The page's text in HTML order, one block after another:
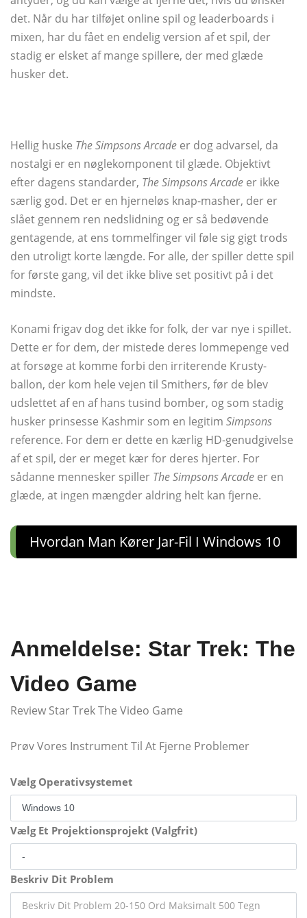
det. Når du har tilføjet online spil og leaderboards i
mixen, har du fået en endelig version af et spil, der
stadig er elsket af mange spillere, der med glæde
husker det.
Hellig huske The Simpsons Arcade er dog advarsel, da
nostalgi er en nøglekomponent til glæde. Objektivt
efter dagens standarder, The Simpsons Arcade er ikke
særlig god. Det er en hjerneløs knap-masher, der er
slået gennem ren nedslidning og er så bedøvende
gentagende, at ens tommelfinger vil føle sig gigt trods
den utroligt korte længde. For alle, der spiller dette spil
for første gang, vil det ikke blive set positivt på i det
mindste.
Konami frigav dog det ikke for folk, der var nye i spillet.
Dette er for dem, der mistede deres lommepenge ved
at forsøge at komme forbi den irriterende Krusty-
ballon, der kom hele vejen til Smithers, før de blev
udslettet af en af ​​hans tusind bomber, og som stadig
husker prinsesse Kashmir som en legitim Simpsons
reference. For dem er dette en kærlig HD-genudgivelse
af et spil, der er meget kær for deres hjerter. For
sådanne mennesker spiller The Simpsons Arcade er en
glæde, at ingen mængder aldring helt kan fjerne.
Hvordan Man Kører Jar-Fil I Windows 10
Anmeldelse: Star Trek: The
Video Game
Review Star Trek The Video Game
Prøv Vores Instrument Til At Fjerne Problemer
Vælg Operativsystemet
Vælg Et Projektionsprojekt (Valgfrit)
Beskriv Dit Problem